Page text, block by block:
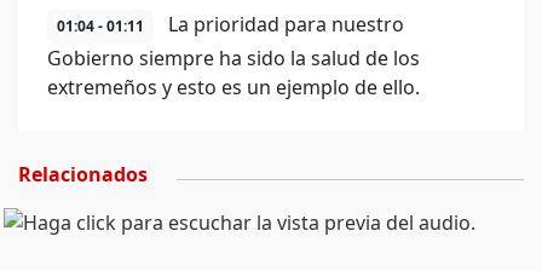
01:04 - 01:11
La prioridad para nuestro
Gobierno siempre ha sido la salud de los
extremeños y esto es un ejemplo de ello.
Relacionados